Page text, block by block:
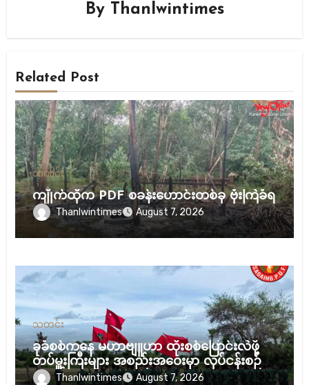
By Thanlwintimes
Related Post
သတင်း
ကျိုက်ထိုက PDF စခန်းဟောင်းတစ်ခု ဗုံးကြဲခံရ
Thanlwintimes August 7, 2026
သတင်း
ခုခံစစ်ကနေ မဟာဗျူဟာ ထိုးစစ်ပြောင်းလဲဖို့
တပ်မှူးကြီးများ အစည်းအဝေးမှာ လုပ်ငန်းစဉ်
ချမှတ်Thanlwintimes August 7, 2026